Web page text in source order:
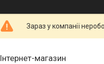
Зараз у компанії
Інтернет-магазин